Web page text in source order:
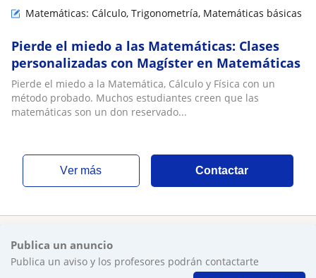
Matemáticas: Cálculo, Trigonometría, Matemáticas básicas
Pierde el miedo a las Matemáticas: Clases
personalizadas con Magíster en Matemáticas
Pierde el miedo a la Matemática, Cálculo y Física con un
método probado. Muchos estudiantes creen que las
matemáticas son un don reservado...
ver más Contactar
Publica un anuncio
Publica un aviso y los profesores podrán contactarte